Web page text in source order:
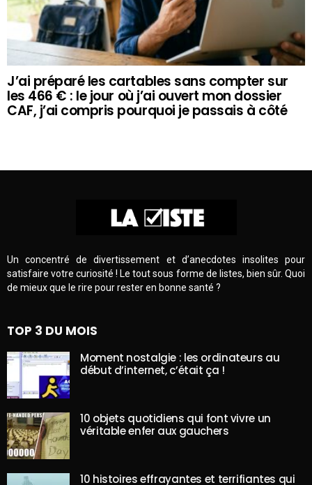
J’ai préparé les cartables sans compter sur
les 466 € : le jour où j’ai ouvert mon dossier
CAF, j’ai compris pourquoi je passais à côté
Un concentré de divertissement et d’anecdotes insolites pour
satisfaire votre curiosité ! Le tout sous forme de listes, bien sûr. Quoi
de mieux que le rire pour rester en bonne santé ?
TOP 3 DU MOIS
Moment nostalgie : les ordinateurs au
début d’internet, c’était ça !
10 objets quotidiens qui font vivre un
véritable enfer aux gauchers
10 histoires effrayantes et terrifiantes qui